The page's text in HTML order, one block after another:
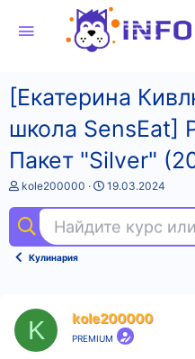
[Екатерина
школа SensЕat]
Пакет "Silver"
А
т
о
т
kole200000
Д
а
н
а
19.03.2024
Кулинария
K kole200000
PREMIUM